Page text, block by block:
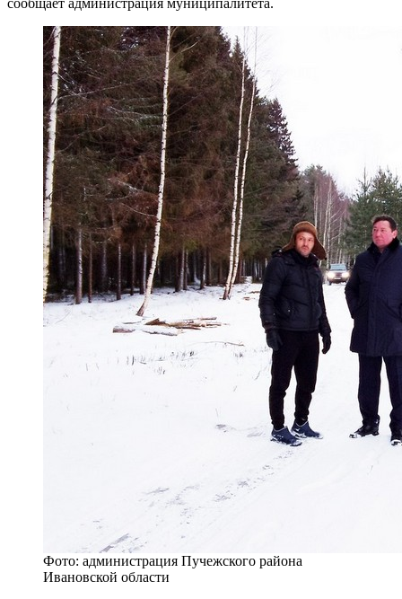
сообщает администрация муниципалитета.
Фото: администрация Пучежского района
Ивановской области